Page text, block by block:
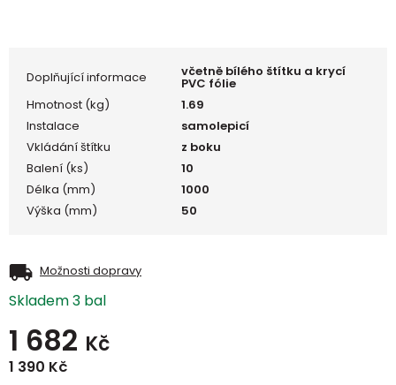
Doplňující informace včetně bílého štítku a krycí
PVC fólie
Hmotnost (kg)
1.69
Instalace
samolepicí
Vkládání štítku
z boku
Balení (ks)
10
Délka (mm)
1000
Výška (mm)
50
Možnosti dopravy
Skladem 3 bal
1 682 Kč
1 390 Kč